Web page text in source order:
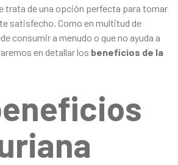
trata de una opción perfecta para tomar
satisfecho. Como en multitud de
consumir a menudo o que no ayuda a
en detallar los beneficios de la